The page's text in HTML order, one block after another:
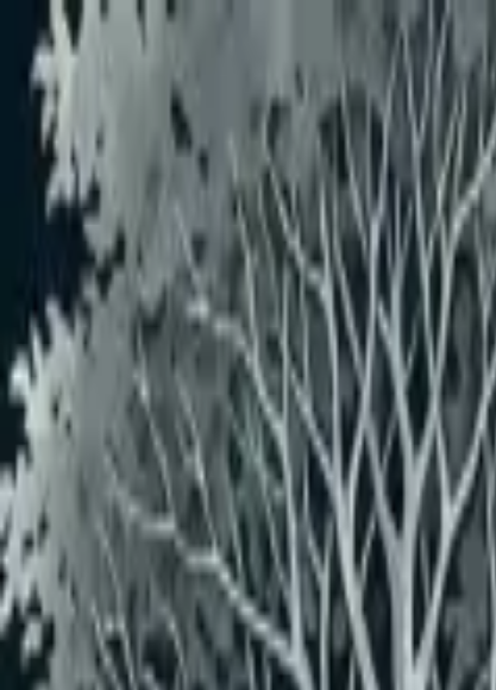
メインコンテンツへスキップ
おすすめユーザー
おすすめユーザーはいません
もっと見る